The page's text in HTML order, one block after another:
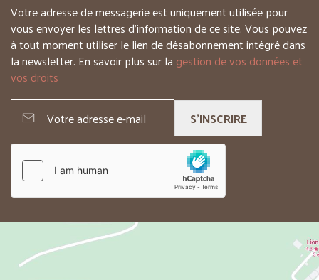
Votre adresse de messagerie est uniquement utilisée pour
vous envoyer les lettres d’information de ce site. Vous pouvez
à tout moment utiliser le lien de désabonnement intégré dans
la newsletter. En savoir plus sur la gestion de vos données et
vos droits
S'INSCRIRE